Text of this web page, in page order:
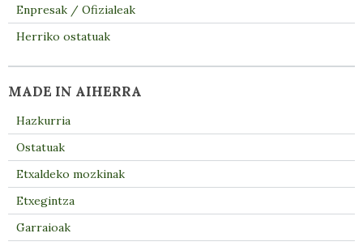
Enpresak / Ofizialeak
Herriko ostatuak
MADE IN AIHERRA
Hazkurria
Ostatuak
Etxaldeko mozkinak
Etxegintza
Garraioak